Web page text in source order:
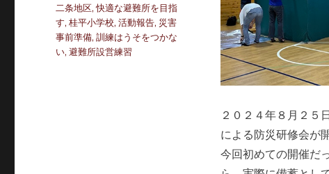
２０２４年８月２５
による防災研修会が
今回初めての開催だ
ー
タ
グ
二条地区,快適な避難所を目指
す,桂平小学校,活動報告, 災害
事前準備,訓練はうそをつかな
い,避難所設営練習